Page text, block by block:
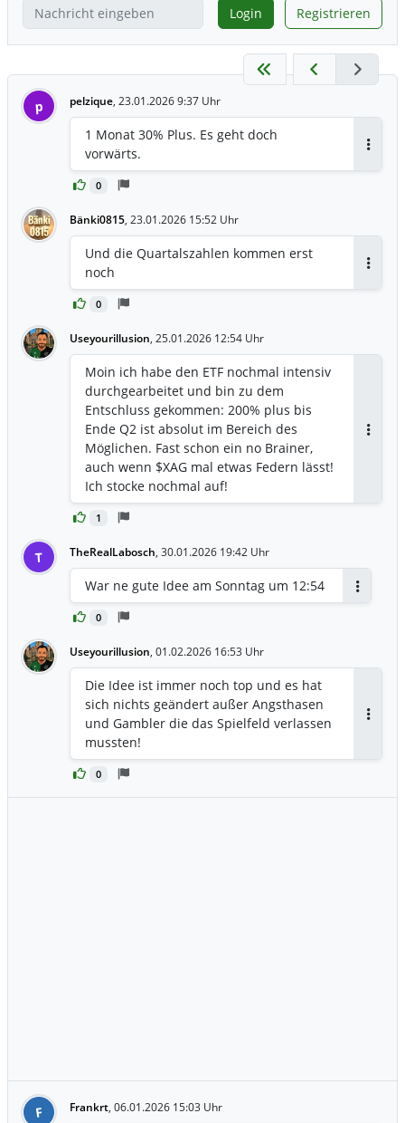
Login Registrieren
p pelzique, 23.01.2026 9:37 Uhr
0
1 Monat 30% Plus. Es geht doch
vorwärts.
Bänki0815, 23.01.2026 15:52 Uhr
0
Und die Quartalszahlen kommen erst
noch
Useyourillusion, 25.01.2026 12:54 Uhr
1
Moin ich habe den ETF nochmal intensiv
durchgearbeitet und bin zu dem
Entschluss gekommen: 200% plus bis
Ende Q2 ist absolut im Bereich des
Möglichen. Fast schon ein no Brainer,
auch wenn $XAG mal etwas Federn lässt!
Ich stocke nochmal auf!
T TheRealLabosch, 30.01.2026 19:42 Uhr
0
War ne gute Idee am Sonntag um 12:54
Useyourillusion, 01.02.2026 16:53 Uhr
0
Die Idee ist immer noch top und es hat
sich nichts geändert außer Angsthasen
und Gambler die das Spielfeld verlassen
mussten!
F Frankrt, 06.01.2026 15:03 Uhr